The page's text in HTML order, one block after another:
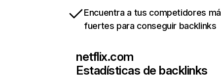
Encuentra a tus competidores
fuertes para conseguir backlinks
netflix.com
Estadísticas de backlinks